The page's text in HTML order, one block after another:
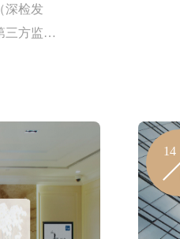
深检发
三方监督
规第三
14